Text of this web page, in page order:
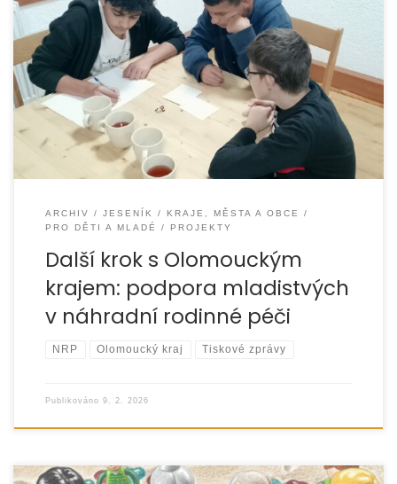
Na Jesenicku byl v roce 2025 realizován projekt ReSTART –
Next Step, který navázal na předchozí úspěšný ročník
a pokračoval v podpoře mladistvých
ARCHIV JESENÍK
KRAJE, MĚSTA A OBCE
PRO DĚTI A MLADÉ
PROJEKTY
Další krok s Olomouckým
krajem: podpora mladistvých
v náhradní rodinné péči
NRP Olomoucký kraj Tiskové zprávy
Publikováno 9. 2. 2026